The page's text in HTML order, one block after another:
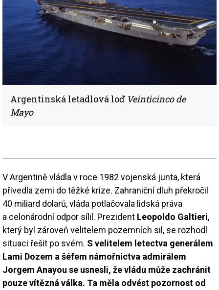
Argentinská letadlová loď Veinticinco de
Mayo
V Argentině vládla v roce 1982 vojenská junta, která
přivedla zemi do těžké krize. Zahraniční dluh překročil
40 miliard dolarů, vláda potlačovala lidská práva
a celonárodní odpor sílil. Prezident Leopoldo Galtieri,
který byl zároveň velitelem pozemních sil, se rozhodl
situaci řešit po svém. S velitelem letectva generálem
Lami Dozem a šéfem námořnictva admirálem
Jorgem Anayou se usnesli, že vládu může zachránit
pouze vítězná válka. Ta měla odvést pozornost od